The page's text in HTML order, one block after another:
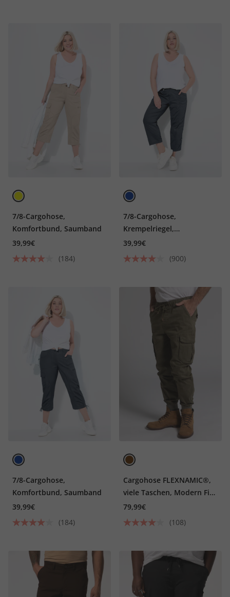
7/8-Cargohose,
Komfortbund, Saumband
39,99€
(184)
7/8-Cargohose,
Krempelriegel,
Komfortbund
39,99€
(900)
7/8-Cargohose,
Komfortbund, Saumband
39,99€
(184)
Cargohose FLEXNAMIC®,
viele Taschen, Modern Fit,
bis 8XL
79,99€
(108)